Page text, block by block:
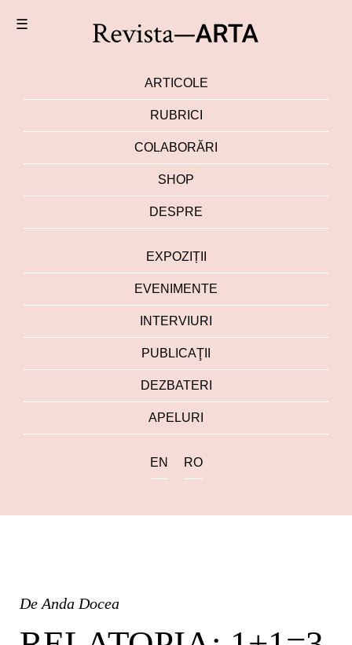
☰
ARTICOLE
RUBRICI
COLABORĂRI
SHOP
DESPRE
EXPOZIȚII
EVENIMENTE
INTERVIURI
PUBLICAŢII
DEZBATERI
APELURI
EN RO
De Anda Docea